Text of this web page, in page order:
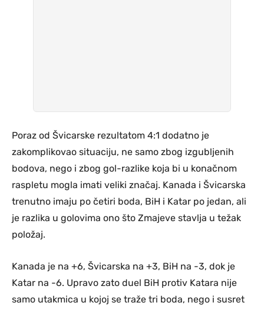
Poraz od Švicarske rezultatom 4:1 dodatno je
zakomplikovao situaciju, ne samo zbog izgubljenih
bodova, nego i zbog gol-razlike koja bi u konačnom
raspletu mogla imati veliki značaj. Kanada i Švicarska
trenutno imaju po četiri boda, BiH i Katar po jedan, ali
je razlika u golovima ono što Zmajeve stavlja u težak
položaj.
Kanada je na +6, Švicarska na +3, BiH na -3, dok je
Katar na -6. Upravo zato duel BiH protiv Katara nije
samo utakmica u kojoj se traže tri boda, nego i susret